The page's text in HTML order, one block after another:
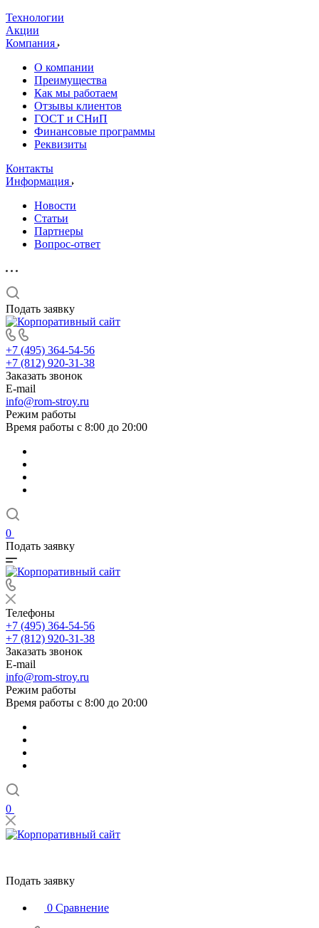
Технологии
Акции
Компания
О компании
Преимущества
Как мы работаем
Отзывы клиентов
ГОСТ и СНиП
Финансовые программы
Реквизиты
Контакты
Информация
Новости
Статьи
Партнеры
Вопрос-ответ
Подать заявку
+7 (495) 364-54-56
+7 (812) 920-31-38
Заказать звонок
E-mail
info@rom-stroy.ru
Режим работы
Время работы с 8:00 до 20:00
0
Подать заявку
Телефоны
+7 (495) 364-54-56
+7 (812) 920-31-38
Заказать звонок
E-mail
info@rom-stroy.ru
Режим работы
Время работы с 8:00 до 20:00
0
Подать заявку
0 Сравнение